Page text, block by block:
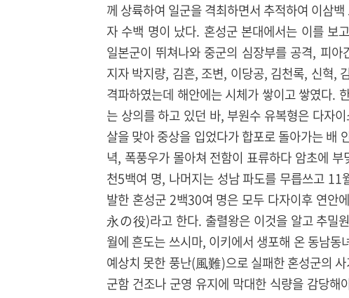
께 상륙하여 일군을 격최하면서 추적하여 이삼
자 수백 명이 났다. 혼성군 본대에서는 이를 보
일본군이 뛰쳐나와 중군의 심장부를 공격, 피
지자 박지량, 김흔, 조변, 이당공, 김천록, 신혁,
격파하였는데 해안에는 시체가 쌓이고 쌓였다.
는 상의를 하고 있던 바, 부원수 유복형은 다
살을 맞아 중상을 입었다가 합포로 돌아가는 배
녁, 폭풍우가 몰아쳐 전함이 표류하다 암초에
천5백여 명, 나머지는 성남 파도를 무릅쓰고
발한 혼성군 2백30여 명은 모두 다자이후 연안
永の役)라고 한다. 출렬왕은 이것을 알고 추밀
월에 흔도는 쓰시마, 이키에서 생포해 온 동남
예상치 못한 풍난(風難)으로 실패한 혼성군의
군함 건조나 군영 유지에 막대한 식량을 감당